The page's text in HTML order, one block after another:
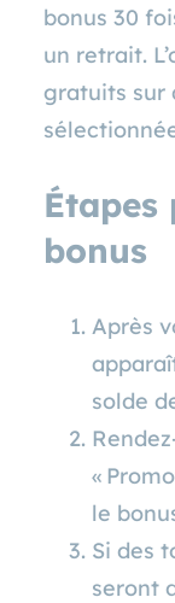
bonus 30
un retrait.
gratuits sur
bonus
Après
solde
«
le
Si des
seront